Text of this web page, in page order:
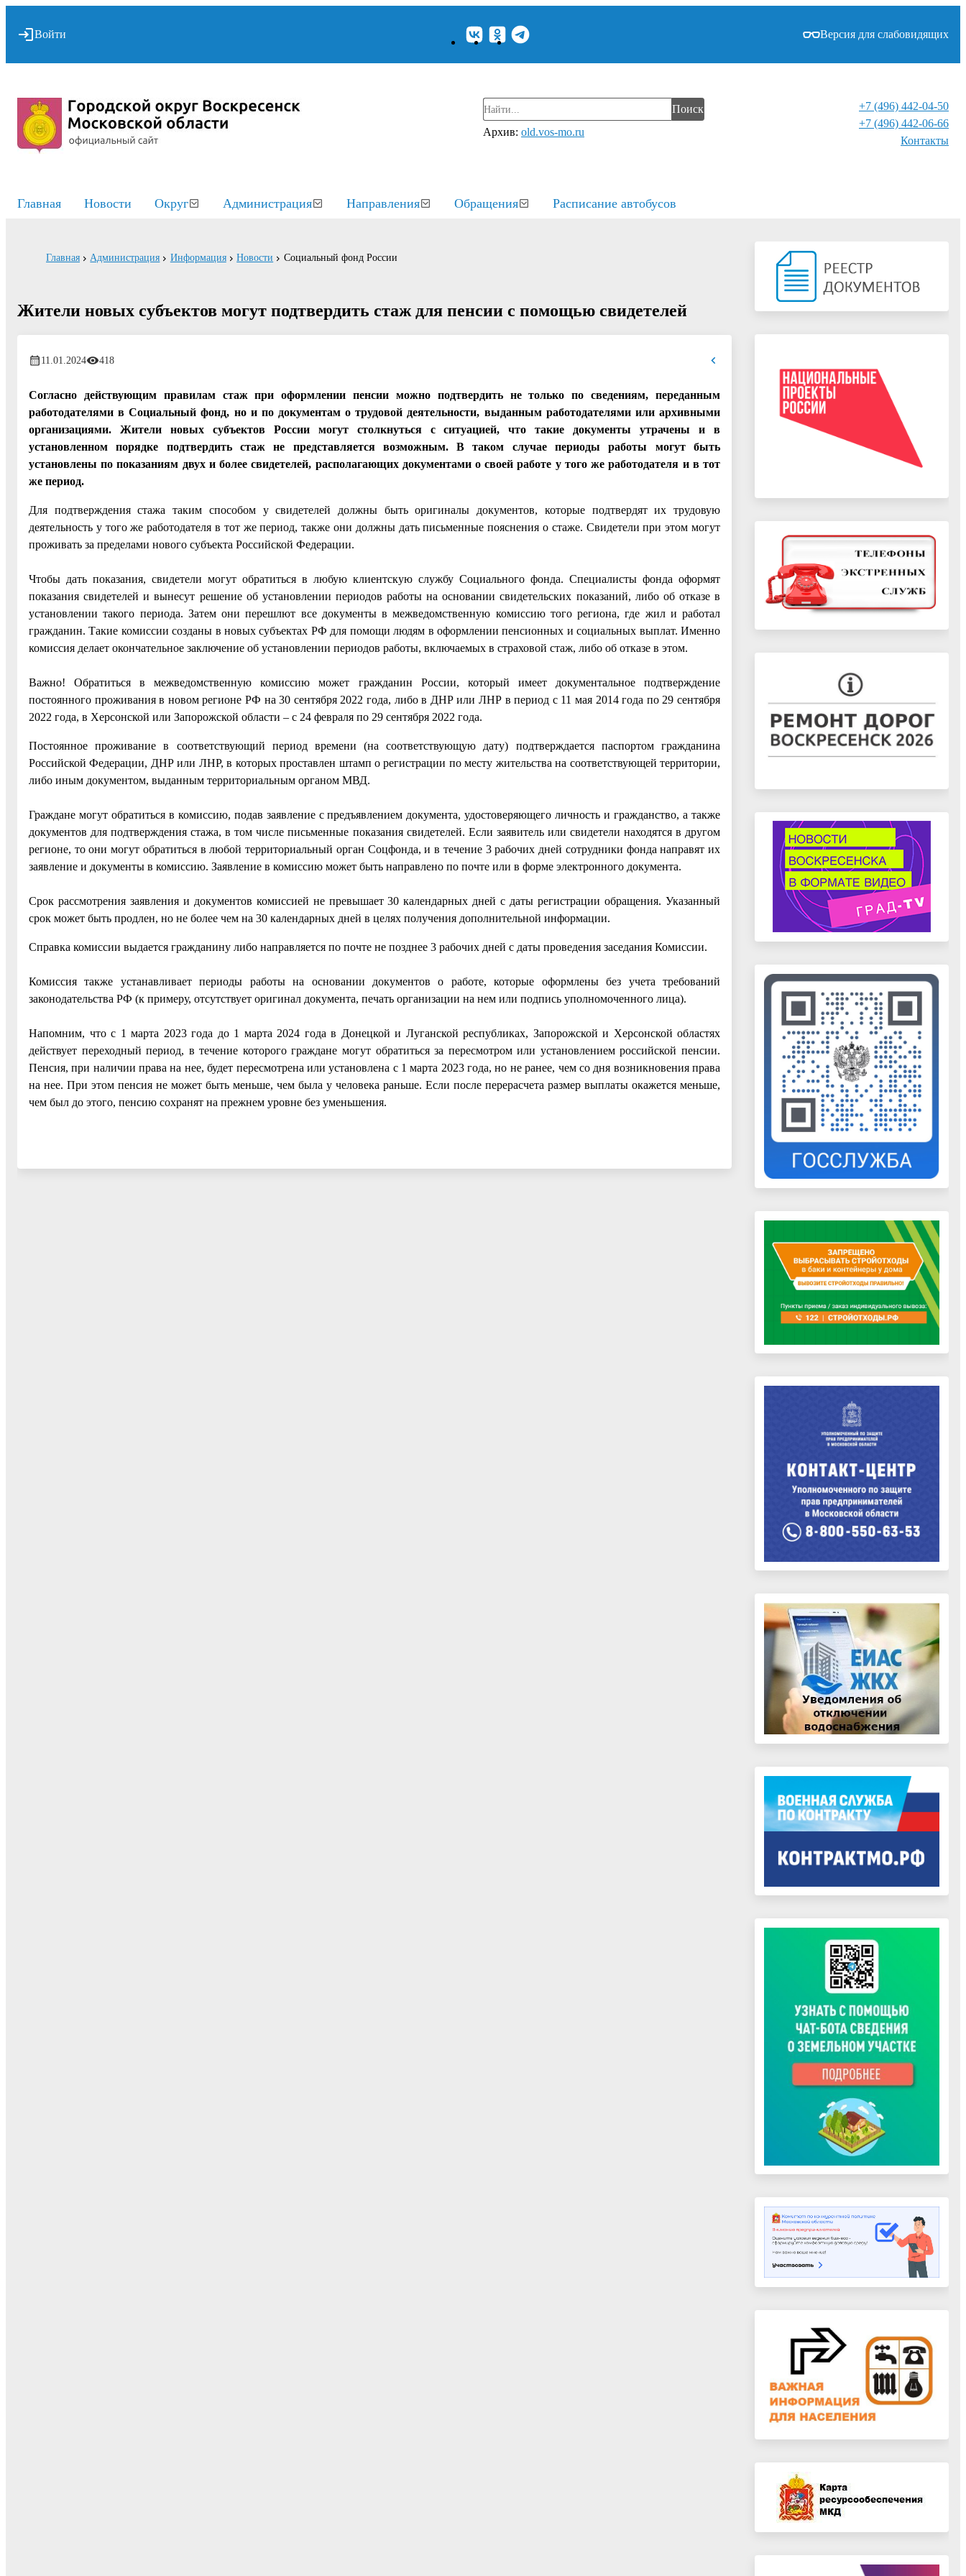
Войти Версия для слабовидящих
Поиск
Архив: old.vos-mo.ru
+7 (496) 442-04-50
+7 (496) 442-06-66
Контакты⁠
Главная Новости Округ Администрация Направления Обращения Расписание автобусов
Главная Администрация Информация Новости Социальный фонд России
Жители новых субъектов могут подтвердить стаж для пенсии с помощью свидетелей
11.01.2024 418
Согласно действующим правилам стаж при оформлении пенсии можно подтвердить не только по сведениям, переданным
работодателями в Социальный фонд, но и по документам о трудовой деятельности, выданным работодателями или архивными
организациями. Жители новых субъектов России могут столкнуться с ситуацией, что такие документы утрачены и в
установленном порядке подтвердить стаж не представляется возможным. В таком случае периоды работы могут быть
установлены по показаниям двух и более свидетелей, располагающих документами о своей работе у того же работодателя и в тот
же период.
Для подтверждения стажа таким способом у свидетелей должны быть оригиналы документов, которые подтвердят их трудовую
деятельность у того же работодателя в тот же период, также они должны дать письменные пояснения о стаже. Свидетели при этом могут
проживать за пределами нового субъекта Российской Федерации.
Чтобы дать показания, свидетели могут обратиться в любую клиентскую службу Социального фонда. Специалисты фонда оформят
показания свидетелей и вынесут решение об установлении периодов работы на основании свидетельских показаний, либо об отказе в
установлении такого периода. Затем они перешлют все документы в межведомственную комиссию того региона, где жил и работал
гражданин. Такие комиссии созданы в новых субъектах РФ для помощи людям в оформлении пенсионных и социальных выплат. Именно
комиссия делает окончательное заключение об установлении периодов работы, включаемых в страховой стаж, либо об отказе в этом.
Важно! Обратиться в межведомственную комиссию может гражданин России, который имеет документальное подтверждение
постоянного проживания в новом регионе РФ на 30 сентября 2022 года, либо в ДНР или ЛНР в период с 11 мая 2014 года по 29 сентября
2022 года, в Херсонской или Запорожской области – с 24 февраля по 29 сентября 2022 года.
Постоянное проживание в соответствующий период времени (на соответствующую дату) подтверждается паспортом гражданина
Российской Федерации, ДНР или ЛНР, в которых проставлен штамп о регистрации по месту жительства на соответствующей территории,
либо иным документом, выданным территориальным органом МВД.
Граждане могут обратиться в комиссию, подав заявление с предъявлением документа, удостоверяющего личность и гражданство, а также
документов для подтверждения стажа, в том числе письменные показания свидетелей. Если заявитель или свидетели находятся в другом
регионе, то они могут обратиться в любой территориальный орган Соцфонда, и в течение 3 рабочих дней сотрудники фонда направят их
заявление и документы в комиссию. Заявление в комиссию может быть направлено по почте или в форме электронного документа.
Срок рассмотрения заявления и документов комиссией не превышает 30 календарных дней с даты регистрации обращения. Указанный
срок может быть продлен, но не более чем на 30 календарных дней в целях получения дополнительной информации.
Справка комиссии выдается гражданину либо направляется по почте не позднее 3 рабочих дней с даты проведения заседания Комиссии.
Комиссия также устанавливает периоды работы на основании документов о работе, которые оформлены без учета требований
законодательства РФ (к примеру, отсутствует оригинал документа, печать организации на нем или подпись уполномоченного лица).
Напомним, что с 1 марта 2023 года до 1 марта 2024 года в Донецкой и Луганской республиках, Запорожской и Херсонской областях
действует переходный период, в течение которого граждане могут обратиться за пересмотром или установлением российской пенсии.
Пенсия, при наличии права на нее, будет пересмотрена или установлена с 1 марта 2023 года, но не ранее, чем со дня возникновения права
на нее. При этом пенсия не может быть меньше, чем была у человека раньше. Если после перерасчета размер выплаты окажется меньше,
чем был до этого, пенсию сохранят на прежнем уровне без уменьшения.